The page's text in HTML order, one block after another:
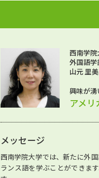
西南学院
外国語学
山元 里
興味が湧
アメ
メッセージ
西南学院大学では、新たに外
ランス語を学ぶことができま